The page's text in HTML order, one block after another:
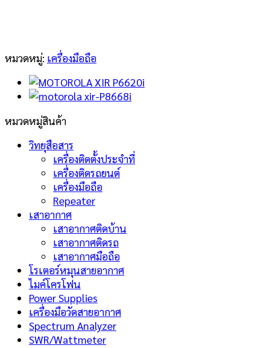
หมวดหมู่: เครื่องมือถือ
หมวดหมู่สินค้า
วิทยุสือสาร
เครื่องติดตั้งประจำที่
เครื่องติดรถยนต์
เครื่องมือถือ
Repeater
เสาอากาศ
เสาอากาศติดบ้าน
เสาอากาศติดรถ
เสาอากาศมือถือ
โรเตอร์หมุนสายอากาศ
ไมค์โครโฟน
Power Supplies
เครื่องมือวัดสายอากาศ
Spectrum Analyzer
SWR/Wattmeter